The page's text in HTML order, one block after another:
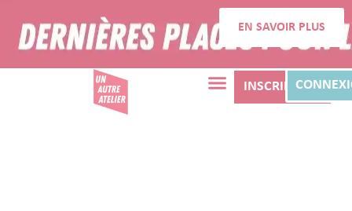
EN SAVOIR PLUS
INSCRIPTION